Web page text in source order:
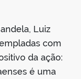
Luiz
com
da ação:
é uma